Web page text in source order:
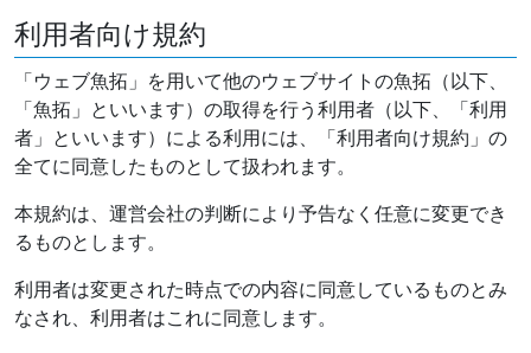
利用者向け規約
「ウェブ魚拓」を用いて他のウェブサイトの魚拓（以下、
「魚拓」といいます）の取得を行う利用者（以下、「利用
者」といいます）による利用には、「利用者向け規約」の
全てに同意したものとして扱われます。
本規約は、運営会社の判断により予告なく任意に変更でき
るものとします。
利用者は変更された時点での内容に同意しているものとみ
なされ、利用者はこれに同意します。